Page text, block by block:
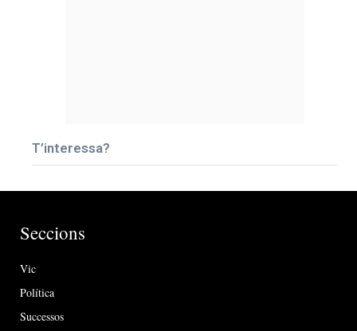
T’interessa?
Seccions
Vic
Política
Successos